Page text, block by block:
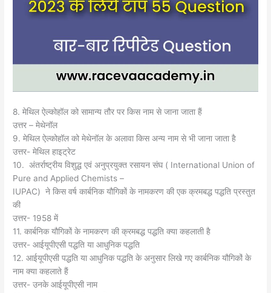
8. मेथिल ऐल्कोहॉल को सामान्य तौर पर किस नाम से जाना जाता हैं
उत्तर – मेथेनॉल
9. मेथिल ऐल्कोहॉल को मेथेनॉल के अलावा किस अन्य नाम से भी जाना जाता है
उत्तर- मेथिल हाइट्रेट
10. अंतर्राष्ट्रीय विशुद्ध एवं अनुप्रयुक्त रसायन संघ ( International Union of
Pure and Applied Chemists –
IUPAC) ने किस वर्ष कार्बनिक यौगिकों के नामकरण की एक क्रमबद्ध पद्धति प्रस्तुत
की
उत्तर- 1958 में
11. कार्बनिक यौगिकों के नामकरण की क्रमबद्ध पद्धति क्या कहलाती है
उत्तर- आईयूपीएसी पद्धति या आधुनिक पद्धति
12. आईयूपीएसी पद्धति या आधुनिक पद्धति के अनुसार लिखे गए कार्बनिक यौगिकों के
नाम क्या कहलाते हैं
उत्तर- उनके आईयूपीएसी नाम